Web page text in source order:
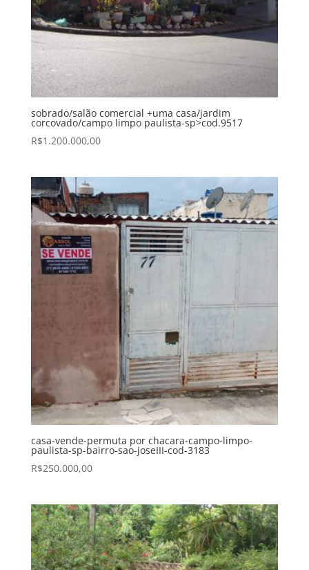
sobrado/salão comercial +uma casa/jardim
corcovado/campo limpo paulista-sp>cod.9517
R$1.200.000,00
casa-vende-permuta por chacara-campo-limpo-
paulista-sp-bairro-sao-joseIII-cod-3183
R$250.000,00